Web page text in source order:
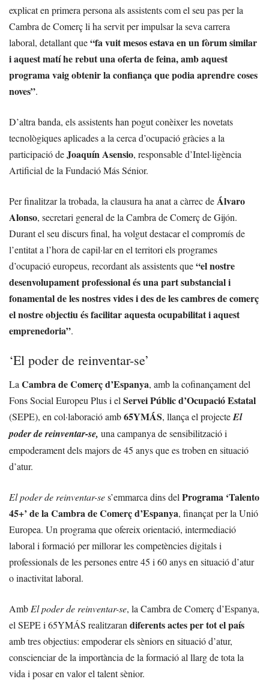
explicat en primera persona als assistents com el seu pas per la
Cambra de Comerç li ha servit per impulsar la seva carrera
laboral, detallant que“fa vuit mesos estava en un fòrum similar
i aquest matí he rebut una oferta de feina, amb aquest
programa vaig obtenir la confiança que podia aprendre coses
noves”.
D’altra banda, els assistents han pogut conèixer les novetats
tecnològiques aplicades a la cerca d’ocupació gràcies a la
participació deJoaquín Asensio, responsable d’Intel·ligència
Artificial de la Fundació Más Sénior.
Per finalitzar la trobada, la clausura ha anat a càrrec de Álvaro
Alonso, secretari general de la Cambra de Comerç de Gijón.
Durant el seu discurs final, ha volgut destacar el compromís de
l’entitat a l’hora de capil·lar en el territori els programes
d’ocupació europeus, recordant als assistents que“el nostre
desenvolupament professional és una part substancial i
fonamental de les nostres vides i des de les cambres de comerç
el nostre objectiu és facilitar aquesta ocupabilitat i aquest
emprenedoria”.
‘El poder de reinventar-se’
La Cambra de Comerç d’Espanya, amb la cofinançament del
Fons Social Europeu Plus i el Servei Públic d’Ocupació Estatal
(SEPE), en col·laboració amb65YMÁS, llança el projecteEl
poder de reinventar-se, una campanya de sensibilització i
empoderament dels majors de 45 anys que es troben en situació
d’atur.
El poder de reinventar-ses’emmarca dins del Programa ‘Talento
45+’ de la Cambra de Comerç d’Espanya, finançat per la Unió
Europea. Un programa que ofereix orientació, intermediació
laboral i formació per millorar les competències digitals i
professionals de les persones entre 45 i 60 anys en situació d’atur
o inactivitat laboral.
Amb El poder de reinventar-se, la Cambra de Comerç d’Espanya,
el SEPE i 65YMÁS realitzaran diferents actes per tot el país
amb tres objectius: empoderar els sèniors en situació d’atur,
conscienciar de la importància de la formació al llarg de tota la
vida i posar en valor el talent sènior.